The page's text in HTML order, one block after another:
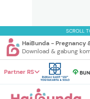
SCROLL
HaiBunda - Pregnancy
Download & gabung
Partner RS